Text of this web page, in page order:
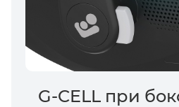
G-CELL при